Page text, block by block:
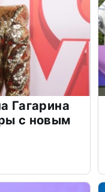
Гагарина
с новым